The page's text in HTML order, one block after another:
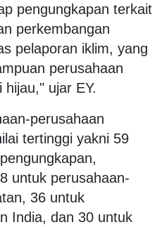
pengungkapan terkait
perkembangan
pelaporan iklim, yang
perusahaan
ujar EY.
perusahaan
tertinggi yakni 59
untuk perusahaan-
36 untuk
India, dan 30 untuk